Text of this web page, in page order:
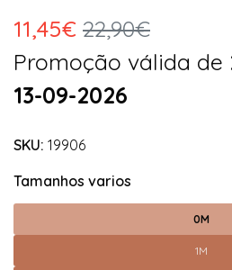
11,45€ 22,90€
Promoção válida de
13-09-2026
SKU: 19906
Tamanhos varios
0M
1M